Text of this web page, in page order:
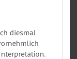
diesmal